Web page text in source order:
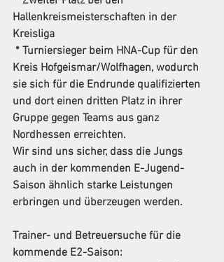
Hallenkreismeisterschaften in der
Kreisliga
Kreis Hofgeismar/Wolfhagen, wodurch
sie sich für die Endrunde qualifizierten
und dort einen dritten Platz in ihrer
Gruppe gegen Teams aus ganz
Nordhessen erreichten.
Wir sind uns sicher, dass die Jungs
auch in der kommenden E-Jugend-
Saison ähnlich starke Leistungen
erbringen und überzeugen werden.
Trainer- und Betreuersuche für die
kommende E2-Saison: